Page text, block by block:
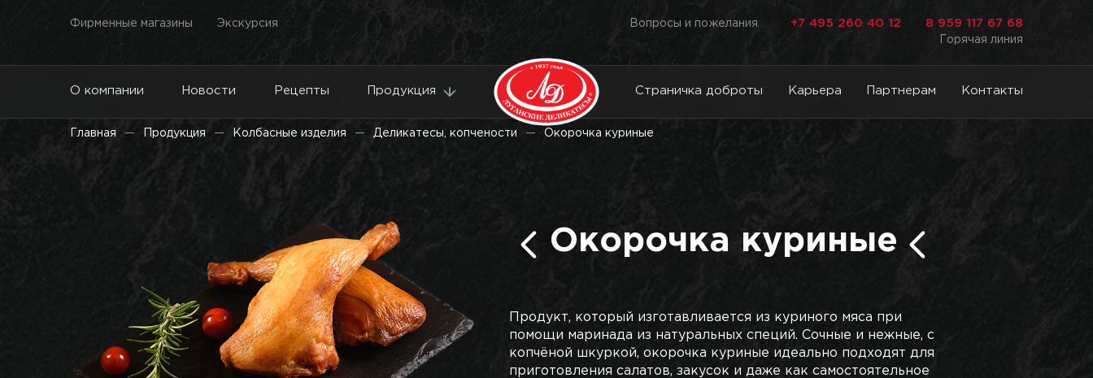
Фирменные магазины Экскурсия Вопросы и пожелания +7 495 260 40 12 8 959 117 67 68
Горячая линия
О компании Новости Рецепты Продукция Страничка доброты Карьера Партнерам Контакты
Главная Продукция Колбасные изделия Деликатесы, копчености Окорочка куриные
Окорочка куриные
Продукт, который изготавливается из куриного мяса при
помощи маринада из натуральных специй. Сочные и нежные, с
копчёной шкуркой, окорочка куриные идеально подходят для
приготовления салатов, закусок и даже как самостоятельное